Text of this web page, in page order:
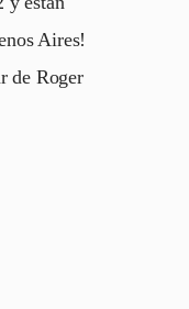
Aires!
de Roger